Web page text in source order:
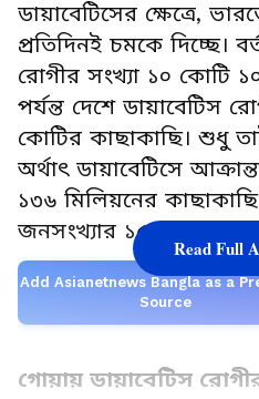
ডায়াবেটিসের ক্ষেত্রে,
প্রতিদিনই চমকে দিচ্ছে।
রোগীর সংখ্যা ১০ কোটি
পর্যন্ত দেশে ডায়াবেটিস
কোটির কাছাকাছি। শুধু
অর্থাৎ ডায়াবেটিসে
১৩৬ মিলিয়নের
জনসংখ্যার ১৫.৩ শতাংশ
Add Asianetnews Bangla as a
Source
গোয়ায় ডায়াবেটিস
Read Full